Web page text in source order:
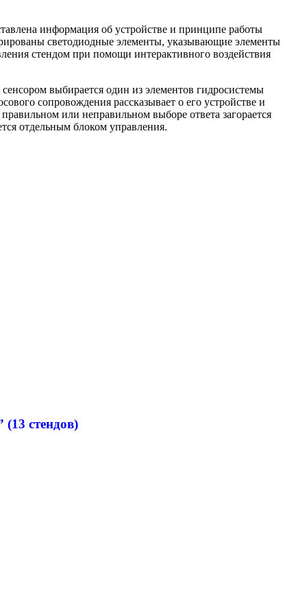
информация об устройстве и принципе работы
светодиодные элементы, указывающие элементы
стендом при помощи интерактивного воздействия
выбирается один из элементов гидросистемы
сопровождения рассказывает о его устройстве и
или неправильном выборе ответа загорается
отдельным блоком управления.
стендов)